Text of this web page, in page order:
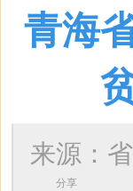
青海
来源：
分享